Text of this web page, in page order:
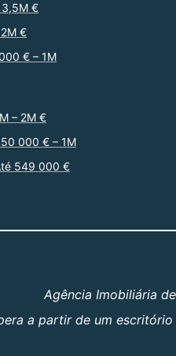
3,5M €
€
€ – 1M
– 2M €
000 € – 1M
549 000 €
Agência Imobiliária
a partir de um